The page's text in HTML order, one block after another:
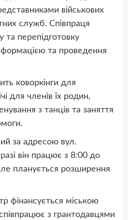
військових
служб. Співпраця
та перепідготовку
та проведення
коворкінги для
для членів їх родин,
з танців та заняття
за адресою вул.
він працює з 8:00 до
планується розширення
фінансується міською
з грантодавцями